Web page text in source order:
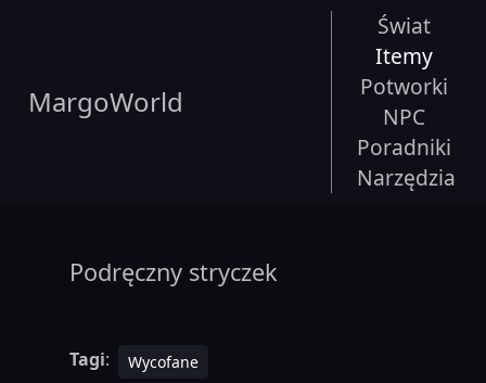
MargoWorld
Świat
Itemy
Potworki
NPC
Poradniki
Narzędzia
Podręczny stryczek
Tagi: Wycofane